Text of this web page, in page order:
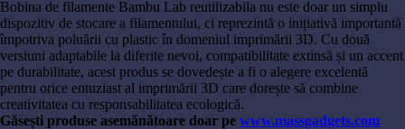
Bobina de filamente Bambu Lab reutilizabila nu este doar un simplu
dispozitiv de stocare a filamentului, ci reprezintă o inițiativă importantă
împotriva poluării cu plastic în domeniul imprimării 3D. Cu două
versiuni adaptabile la diferite nevoi, compatibilitate extinsă și un accent
pe durabilitate, acest produs se dovedește a fi o alegere excelentă
pentru orice entuziast al imprimării 3D care dorește să combine
creativitatea cu responsabilitatea ecologică.
Găsești produse asemănătoare doar pe www.massgadgets.com